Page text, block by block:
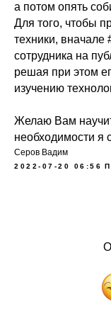
а потом опять
Для того, чтобы
техники,
сотрудника на
решая при этом
изучению
Желаю Вам
необходимости я
Серов Вадим
2022-07-20 06:56